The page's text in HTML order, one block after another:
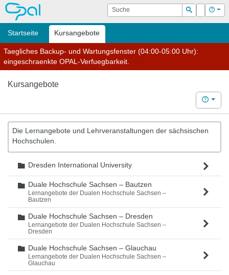
OPAL Suche
Suchen
Login Hilfe
Startseite Kursangebote
Taegliches Backup- und Wartungsfenster (04:00-05:00 Uhr):
eingeschraenkte OPAL-Verfuegbarkeit.
Kursangebote
Hilfe
Die Lernangebote und Lehrveranstaltungen der sächsischen
Hochschulen.
Ordner
Dresden International University
Ordner
Duale Hochschule Sachsen – Bautzen
Lernangebote der Dualen Hochschule Sachsen –
Bautzen
Ordner
Duale Hochschule Sachsen – Dresden
Lernangebote der Dualen Hochschule Sachsen –
Dresden
Ordner
Duale Hochschule Sachsen – Glauchau
Lernangebote der Dualen Hochschule Sachsen –
Glauchau